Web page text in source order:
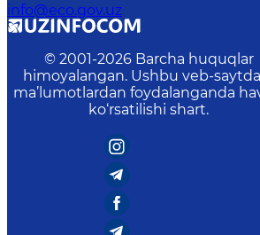
info@eco.gov.uz
© 2001-2026 Barcha huquqlar
himoyalangan. Ushbu veb-
ma’lumotlardan foydalanganda
ko‘rsatilishi shart.